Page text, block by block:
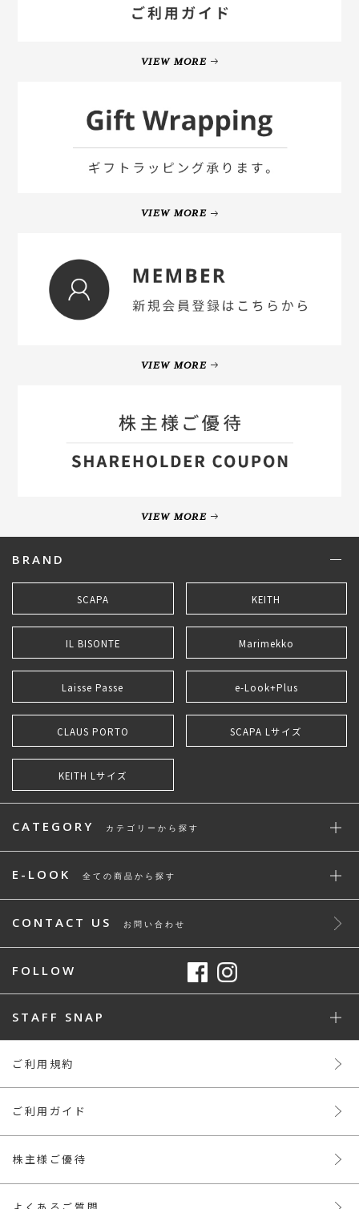
VIEW MORE
VIEW MORE
VIEW MORE
VIEW MORE
BRAND
SCAPA KEITH
IL BISONTE Marimekko
Laisse Passe e-Look+Plus
CLAUS PORTO SCAPA Lサイズ
KEITH Lサイズ
CATEGORY カテゴリーから探す
E-LOOK 全ての商品から探す
CONTACT US お問い合わせ
FOLLOW
STAFF SNAP
ご利用規約
ご利用ガイド
株主様ご優待